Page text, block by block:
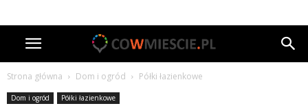
Strona główna Dom i ogród Półki łazienkowe
Dom i ogród Półki łazienkowe